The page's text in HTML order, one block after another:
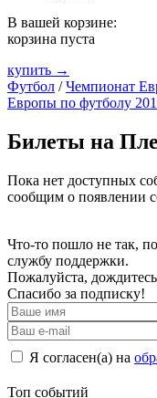
В вашей корзине:
корзина пуста
купить →
Футбол /Чемпионат
Европы по футболу
Билеты на
Пока нет доступных
сообщим о появлении
Что-то пошло не так,
службу поддержки.
Пожалуйста,
Спасибо за подписку!
Я согласен(а) на
Топ событий